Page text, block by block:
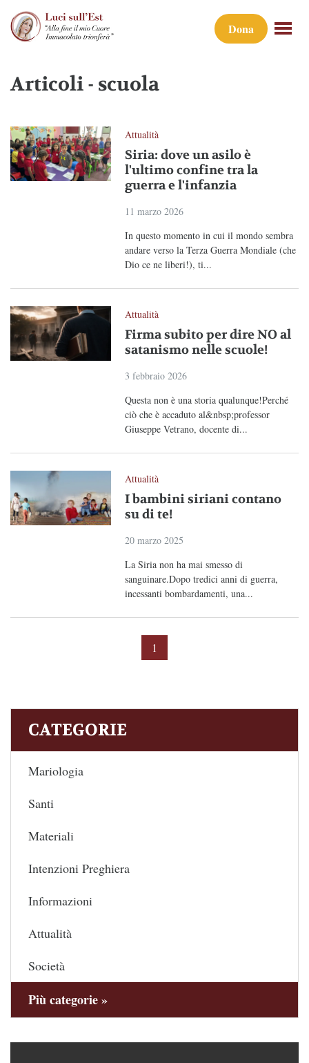
Dona
Articoli - scuola
Attualità
Siria: dove un asilo è
l'ultimo confine tra la
guerra e l'infanzia
11 marzo 2026
In questo momento in cui il mondo sembra
andare verso la Terza Guerra Mondiale (che
Dio ce ne liberi!), ti...
Attualità
Firma subito per dire NO al
satanismo nelle scuole!
3 febbraio 2026
Questa non è una storia qualunque!Perché
ciò che è accaduto al&nbsp;professor
Giuseppe Vetrano, docente di...
Attualità
I bambini siriani contano
su di te!
20 marzo 2025
La Siria non ha mai smesso di
sanguinare.Dopo tredici anni di guerra,
incessanti bombardamenti, una...
1
CATEGORIE
Mariologia
Santi
Materiali
Intenzioni Preghiera
Informazioni
Attualità
Società
Più categorie »